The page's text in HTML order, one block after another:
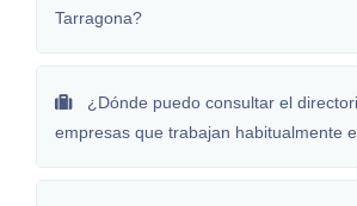
Tarragona?
¿Dónde puedo consultar el
empresas que trabajan habitualmente